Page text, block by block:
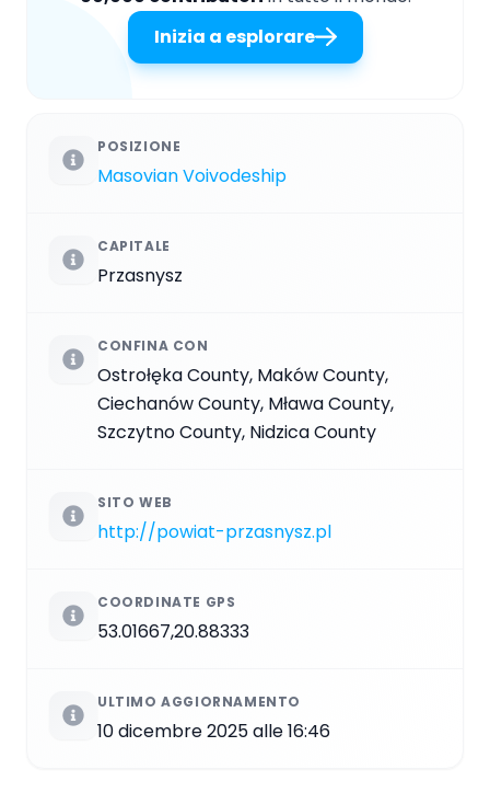
Inizia a esplorare
POSIZIONE
Masovian Voivodeship
CAPITALE
Przasnysz
CONFINA CON
Ostrołęka County, Maków County,
Ciechanów County, Mława County,
Szczytno County, Nidzica County
SITO WEB
http://powiat-przasnysz.pl
COORDINATE GPS
53.01667,20.88333
ULTIMO AGGIORNAMENTO
10 dicembre 2025 alle 16:46